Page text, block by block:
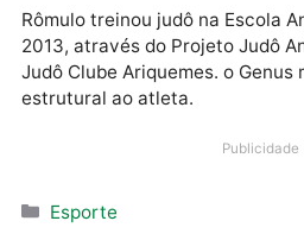
atletas sem deficiência.
da Surdolimpíada Nacional.
competindo na categoria
66kg.
Judô Clube Ariquemes. o